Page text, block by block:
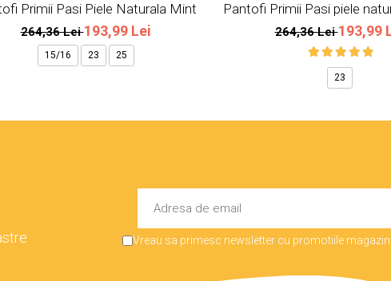
Primii Pasi Piele Naturala Mint
264,36 Lei193,99 Lei
15/16 23 25
Pantofi Primii Pasi piele
264,36 Lei193,99
23
Vreau sa primesc newsletter cu promotiile